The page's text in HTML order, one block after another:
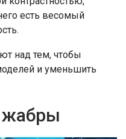
есть весомый
над тем, чтобы
и уменьшить
жабры